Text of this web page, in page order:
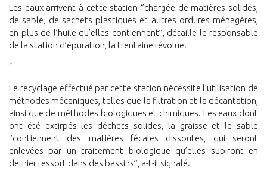
Les eaux arrivent à cette station ‘’chargée de matières solides,
de sable, de sachets plastiques et autres ordures ménagères,
en plus de l’huile qu’elles contiennent’’, détaille le responsable
de la station d’épuration, la trentaine révolue.
“
Le recyclage effectué par cette station nécessite l’utilisation de
méthodes mécaniques, telles que la filtration et la décantation,
ainsi que de méthodes biologiques et chimiques. Les eaux dont
ont été extirpés les déchets solides, la graisse et le sable
‘’contiennent des matières fécales dissoutes, qui seront
enlevées par un traitement biologique qu’elles subiront en
dernier ressort dans des bassins’’, a-t-il signalé.